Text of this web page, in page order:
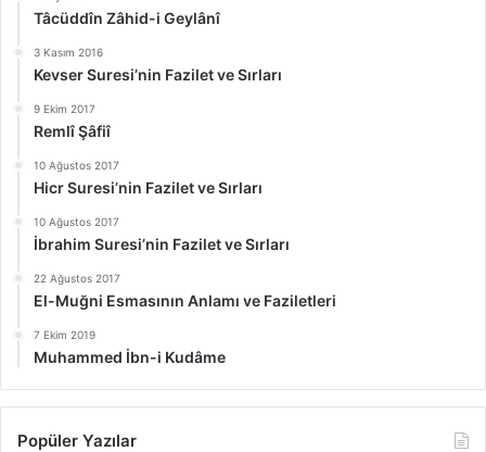
Tâcüddîn Zâhid-i Geylânî
3 Kasım 2016
Kevser Suresi’nin Fazilet ve Sırları
9 Ekim 2017
Remlî Şâfiî
10 Ağustos 2017
Hicr Suresi’nin Fazilet ve Sırları
10 Ağustos 2017
İbrahim Suresi’nin Fazilet ve Sırları
22 Ağustos 2017
El-Muğni Esmasının Anlamı ve Faziletleri
7 Ekim 2019
Muhammed İbn-i Kudâme
Popüler Yazılar